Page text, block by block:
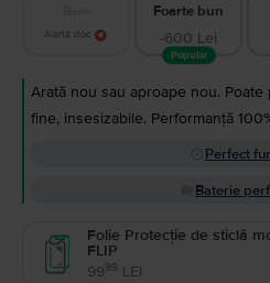
Alertă stoc
Foarte bun
-600 Lei
Popular
Arată nou sau aproape nou.
fine, insesizabile. Performanță
Perfect
Baterie
Folie Protecție de sticlă
FLIP
9999 LEI